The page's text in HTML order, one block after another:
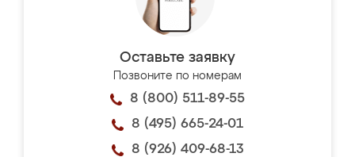
Оставьте заявку
Позвоните по номерам
8 (800) 511-89-55
8 (495) 665-24-01
8 (926) 409-68-13